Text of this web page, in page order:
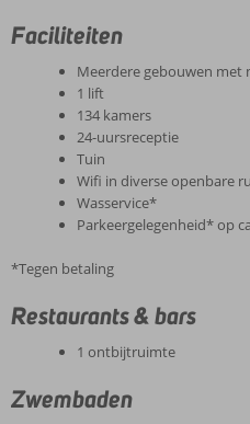
Faciliteiten
Meerdere gebouwen met
1 lift
134 kamers
24-uursreceptie
Tuin
Wifi in diverse openbare
Wasservice*
Parkeergelegenheid* op
*Tegen betaling
Restaurants & bars
1 ontbijtruimte
Zwembaden